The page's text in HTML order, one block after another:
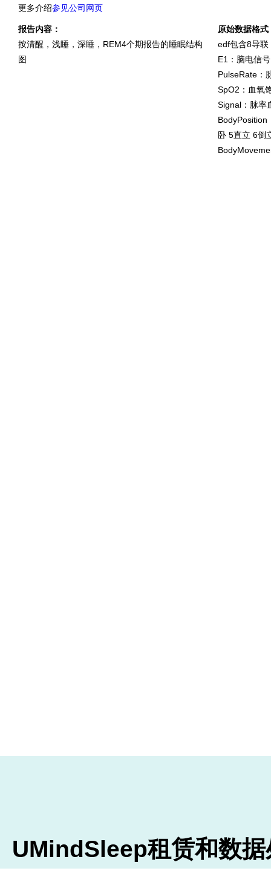
更多介绍参见公司网页
报告内容：
按清醒，浅睡，深睡，REM4个期报告的睡眠结构
图
原始数据格式
edf包含8导联
E1：脑电信
PulseRate：
SpO2：血氧
Signal：脉率
BodyPosition
卧 5直立 6倒
UMindSleep租赁和数据